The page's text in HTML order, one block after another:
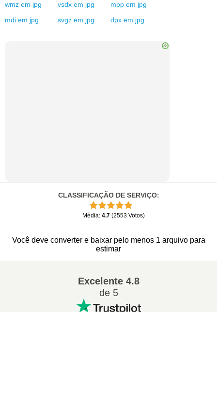
wmz em jpg vsdx em jpg mpp em jpg
mdi em jpg svgz em jpg dpx em jpg
CLASSIFICAÇÃO DE SERVIÇO:
Média: 4.7 (2553 Votos)
Você deve converter e baixar pelo menos 1 arquivo para
estimar
Excelente4.8
de 5